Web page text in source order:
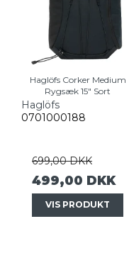
Haglöfs Corker Medium
Rygsæk 15" Sort
Haglöfs
0701000188
699,00 DKK
499,00 DKK
VIS PRODUKT